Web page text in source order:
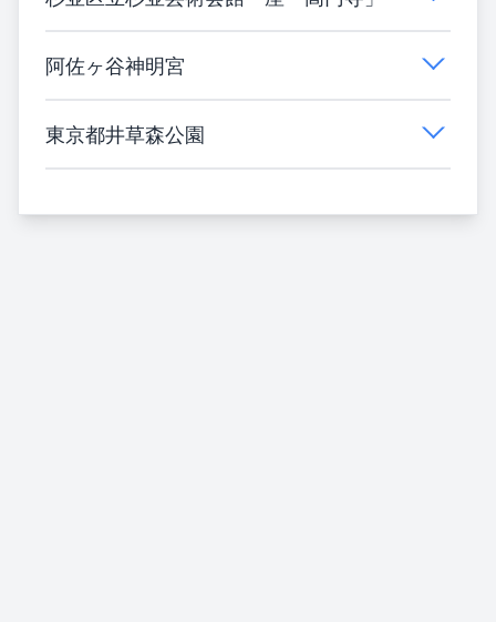
阿佐ヶ谷神明宮
東京都井草森公園